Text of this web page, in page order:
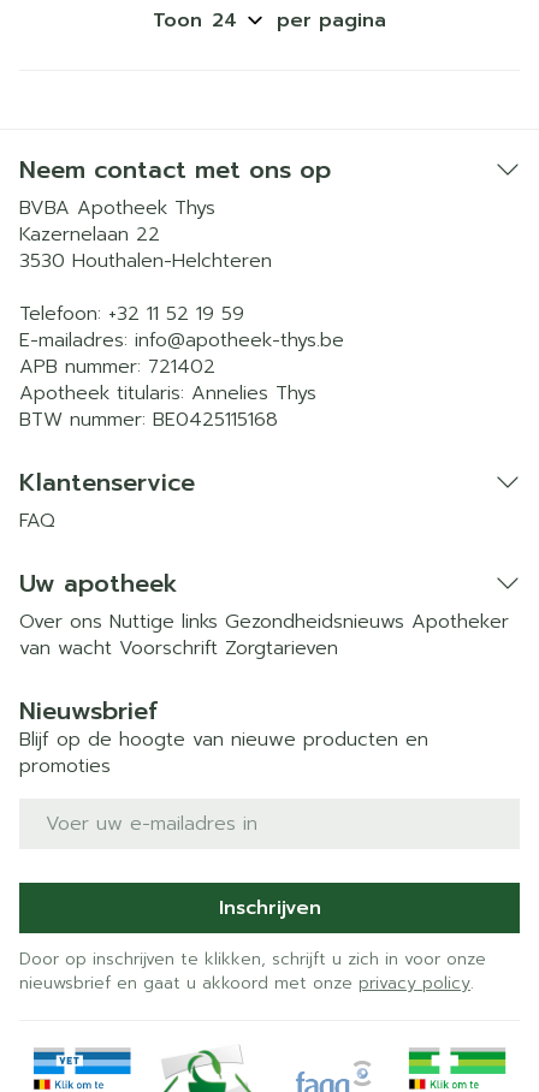
Toon per pagina
Neem contact met ons op
BVBA Apotheek Thys
Kazernelaan 22
3530 Houthalen-Helchteren
Telefoon: +32 11 52 19 59
E-mailadres: info@apotheek-thys.be
APB nummer: 721402
Apotheek titularis: Annelies Thys
BTW nummer: BE0425115168
Klantenservice
FAQ
Uw apotheek
Over ons Nuttige links Gezondheidsnieuws Apotheker
van wacht Voorschrift Zorgtarieven
Nieuwsbrief
Blijf op de hoogte van nieuwe producten en
promoties
E-mail adres
Inschrijven
Door op inschrijven te klikken, schrijft u zich in voor onze
nieuwsbrief en gaat u akkoord met onze privacy policy.